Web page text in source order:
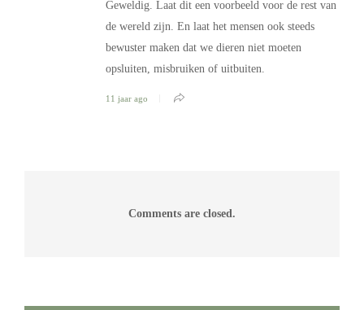
Geweldig. Laat dit een voorbeeld voor de rest van
de wereld zijn. En laat het mensen ook steeds
bewuster maken dat we dieren niet moeten
opsluiten, misbruiken of uitbuiten.
11 jaar ago
Comments are closed.